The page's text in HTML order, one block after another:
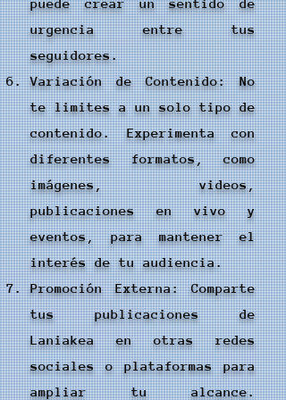
puede crear un sentido de
urgencia entre tus
seguidores.
Variación de Contenido: No
te limites a un solo tipo de
contenido. Experimenta con
diferentes formatos, como
imágenes, videos,
publicaciones en vivo y
eventos, para mantener el
interés de tu audiencia.
Promoción Externa: Comparte
tus publicaciones de
Laniakea en otras redes
sociales o plataformas para
ampliar tu alcance.